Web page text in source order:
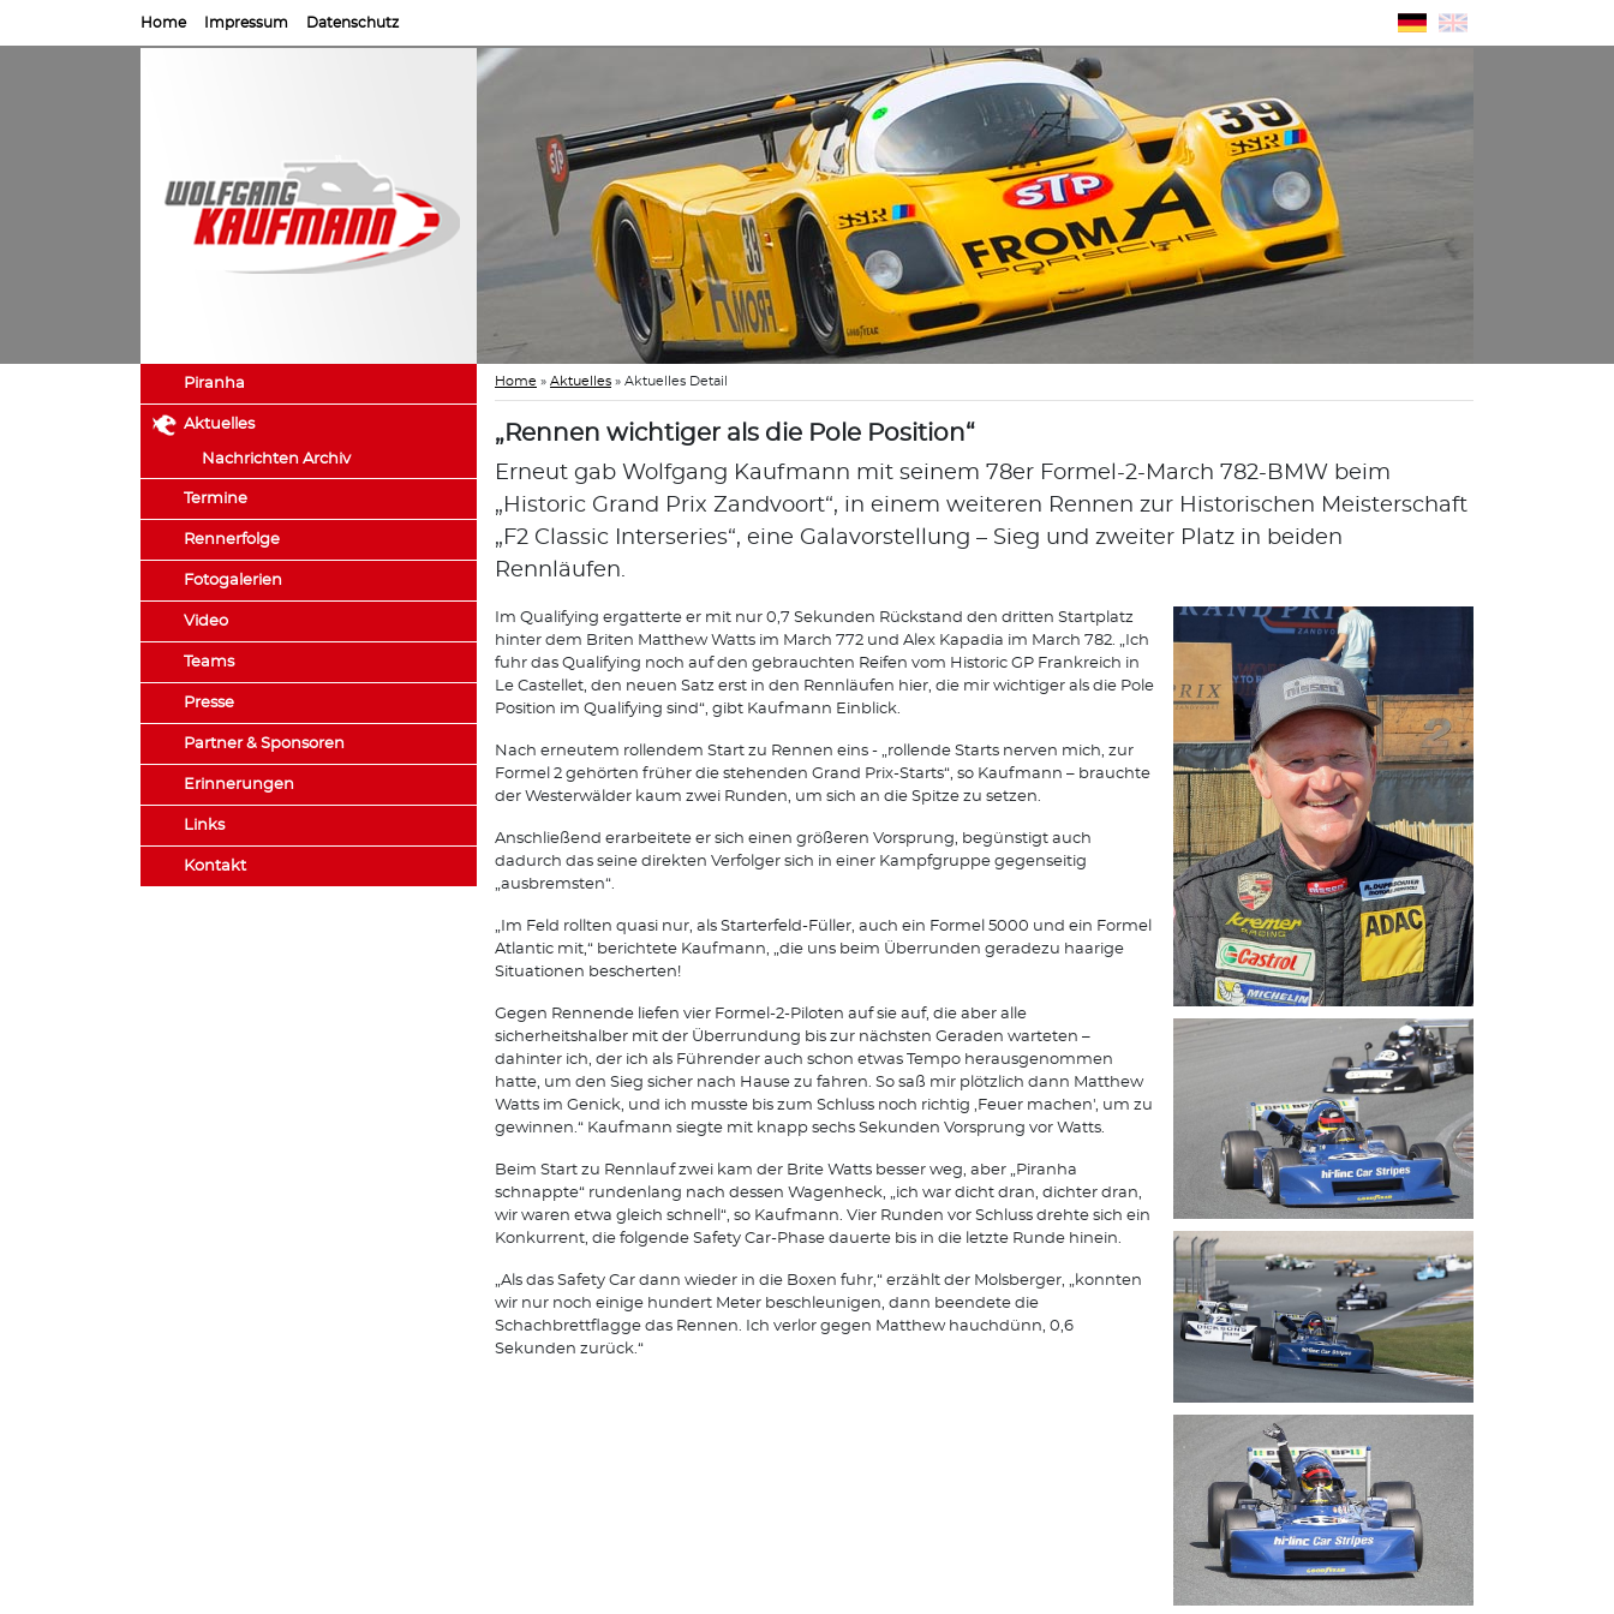
Home Impressum Datenschutz
Piranha
Aktuelles
Nachrichten Archiv
Termine
Rennerfolge
Fotogalerien
Video
Teams
Presse
Partner & Sponsoren
Erinnerungen
Links
Kontakt
Home » Aktuelles » Aktuelles Detail
„Rennen wichtiger als die Pole Position“
Erneut gab Wolfgang Kaufmann mit seinem 78er Formel-2-March 782-BMW beim
„Historic Grand Prix Zandvoort“, in einem weiteren Rennen zur Historischen Meisterschaft
„F2 Classic Interseries“, eine Galavorstellung – Sieg und zweiter Platz in beiden
Rennläufen.
Im Qualifying ergatterte er mit nur 0,7 Sekunden Rückstand den dritten Startplatz
hinter dem Briten Matthew Watts im March 772 und Alex Kapadia im March 782. „Ich
fuhr das Qualifying noch auf den gebrauchten Reifen vom Historic GP Frankreich in
Le Castellet, den neuen Satz erst in den Rennläufen hier, die mir wichtiger als die Pole
Position im Qualifying sind“, gibt Kaufmann Einblick.
Nach erneutem rollendem Start zu Rennen eins - „rollende Starts nerven mich, zur
Formel 2 gehörten früher die stehenden Grand Prix-Starts“, so Kaufmann – brauchte
der Westerwälder kaum zwei Runden, um sich an die Spitze zu setzen.
Anschließend erarbeitete er sich einen größeren Vorsprung, begünstigt auch
dadurch das seine direkten Verfolger sich in einer Kampfgruppe gegenseitig
„ausbremsten“.
„Im Feld rollten quasi nur, als Starterfeld-Füller, auch ein Formel 5000 und ein Formel
Atlantic mit,“ berichtete Kaufmann, „die uns beim Überrunden geradezu haarige
Situationen bescherten!
Gegen Rennende liefen vier Formel-2-Piloten auf sie auf, die aber alle
sicherheitshalber mit der Überrundung bis zur nächsten Geraden warteten –
dahinter ich, der ich als Führender auch schon etwas Tempo herausgenommen
hatte, um den Sieg sicher nach Hause zu fahren. So saß mir plötzlich dann Matthew
Watts im Genick, und ich musste bis zum Schluss noch richtig ,Feuer machen', um zu
gewinnen.“ Kaufmann siegte mit knapp sechs Sekunden Vorsprung vor Watts.
Beim Start zu Rennlauf zwei kam der Brite Watts besser weg, aber „Piranha
schnappte“ rundenlang nach dessen Wagenheck, „ich war dicht dran, dichter dran,
wir waren etwa gleich schnell“, so Kaufmann. Vier Runden vor Schluss drehte sich ein
Konkurrent, die folgende Safety Car-Phase dauerte bis in die letzte Runde hinein.
„Als das Safety Car dann wieder in die Boxen fuhr,“ erzählt der Molsberger, „konnten
wir nur noch einige hundert Meter beschleunigen, dann beendete die
Schachbrettflagge das Rennen. Ich verlor gegen Matthew hauchdünn, 0,6
Sekunden zurück.“